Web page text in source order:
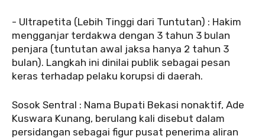
‎- Ultrapetita (Lebih Tinggi dari Tuntutan) : Hakim
mengganjar terdakwa dengan 3 tahun 3 bulan
penjara (tuntutan awal jaksa hanya 2 tahun 3
bulan). Langkah ini dinilai publik sebagai pesan
keras terhadap pelaku korupsi di daerah.
‎Sosok Sentral : Nama Bupati Bekasi nonaktif, Ade
Kuswara Kunang, berulang kali disebut dalam
persidangan sebagai figur pusat penerima aliran